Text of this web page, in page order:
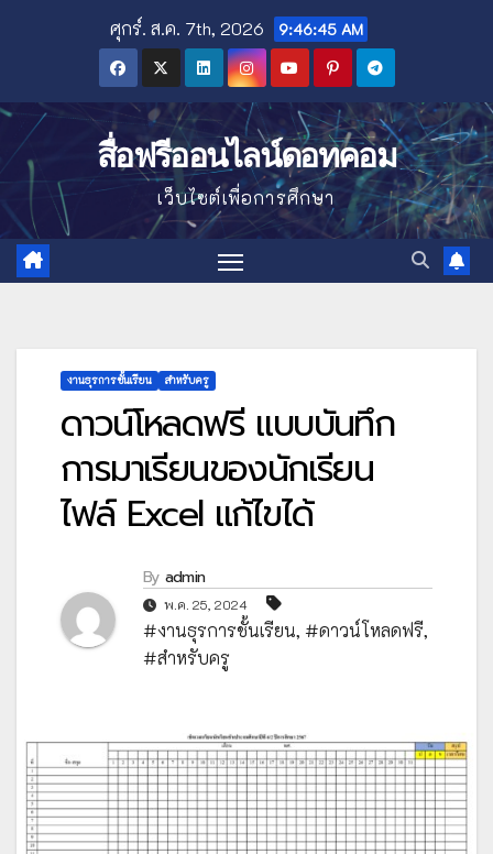
ศุกร์. ส.ค. 7th, 2026 9:46:46 AM
สื่อฟรีออนไลน์ดอทคอม
เว็บไซต์เพื่อการศึกษา
งานธุรการชั้นเรียน สำหรับครู
ดาวน์โหลดฟรี แบบบันทึก
การมาเรียนของนักเรียน
ไฟล์ Excel แก้ไขได้
By admin
พ.ค. 25, 2024
#งานธุรการชั้นเรียน, #ดาวน์โหลดฟรี,
#สำหรับครู